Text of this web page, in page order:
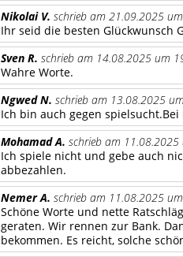
Nikolai V. schrieb am 21.09.2025
Ihr seid die besten Glückwunsch
Sven R. schrieb am 14.08.2025 um
Wahre Worte.
Ngwed N. schrieb am 13.08.2025
Ich bin auch gegen
Mohamad A. schrieb am
Ich spiele nicht und gebe auch
abbezahlen.
Nemer A. schrieb am 11.08.2025
Schöne Worte und nette
geraten. Wir rennen zur Bank.
bekommen. Es reicht, solche